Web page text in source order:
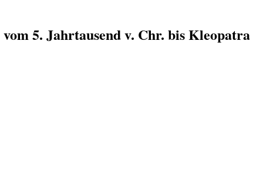
5. Jahrtausend v. Chr. bis Kleopatra